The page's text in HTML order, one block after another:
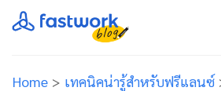
Skip
to
Home > เทคนิคน่ารู้สำหรับฟรีแลนซ์